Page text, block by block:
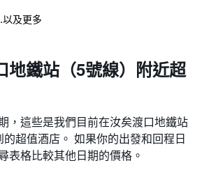
以及更多
地鐵站（5號線）附近超
，這些是我們目前在汝矣渡口地鐵站
的超值​酒店。 如果你的出發和回程日
表格比較其他日期的價格。